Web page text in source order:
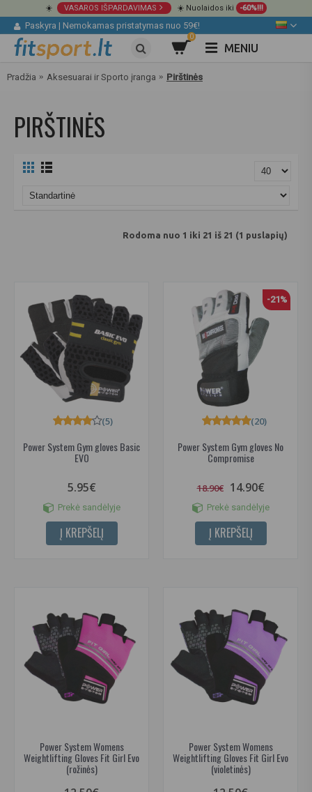
☀️ VASAROS IŠPARDAVIMAS ☀️ Nuolaidos iki -60%!!!
Paskyra | Nemokamas pristatymas nuo 59€!
0
MENIU
Pradžia Aksesuarai ir Sporto įranga Pirštinės
PIRŠTINĖS
Rodoma nuo 1 iki 21 iš 21 (1 puslapių)
Power System Gym gloves Basic
EVO
(5)
5.95€
Prekė sandėlyje
Į KREPŠELĮ
-21%
Power System Gym gloves No
Compromise
(20)
18.90€ 14.90€
Prekė sandėlyje
Į KREPŠELĮ
Power System Womens
Weightlifting Gloves Fit Girl Evo
(rožinės)
Power System Womens
Weightlifting Gloves Fit Girl Evo
(violetinės)